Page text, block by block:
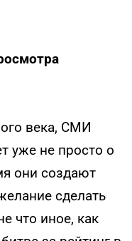
века, СМИ
уже не просто о
они создают
сделать
что иное, как